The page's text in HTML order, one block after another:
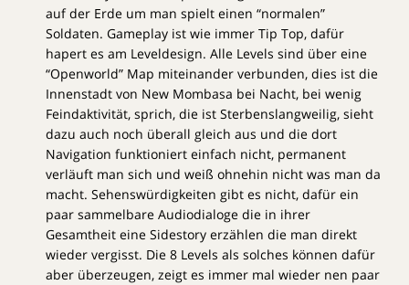
auf der Erde um man spielt einen “normalen”
Soldaten. Gameplay ist wie immer Tip Top, dafür
hapert es am Leveldesign. Alle Levels sind über eine
“Openworld” Map miteinander verbunden, dies ist die
Innenstadt von New Mombasa bei Nacht, bei wenig
Feindaktivität, sprich, die ist Sterbenslangweilig, sieht
dazu auch noch überall gleich aus und die dort
Navigation funktioniert einfach nicht, permanent
verläuft man sich und weiß ohnehin nicht was man da
macht. Sehenswürdigkeiten gibt es nicht, dafür ein
paar sammelbare Audiodialoge die in ihrer
Gesamtheit eine Sidestory erzählen die man direkt
wieder vergisst. Die 8 Levels als solches können dafür
aber überzeugen, zeigt es immer mal wieder nen paar